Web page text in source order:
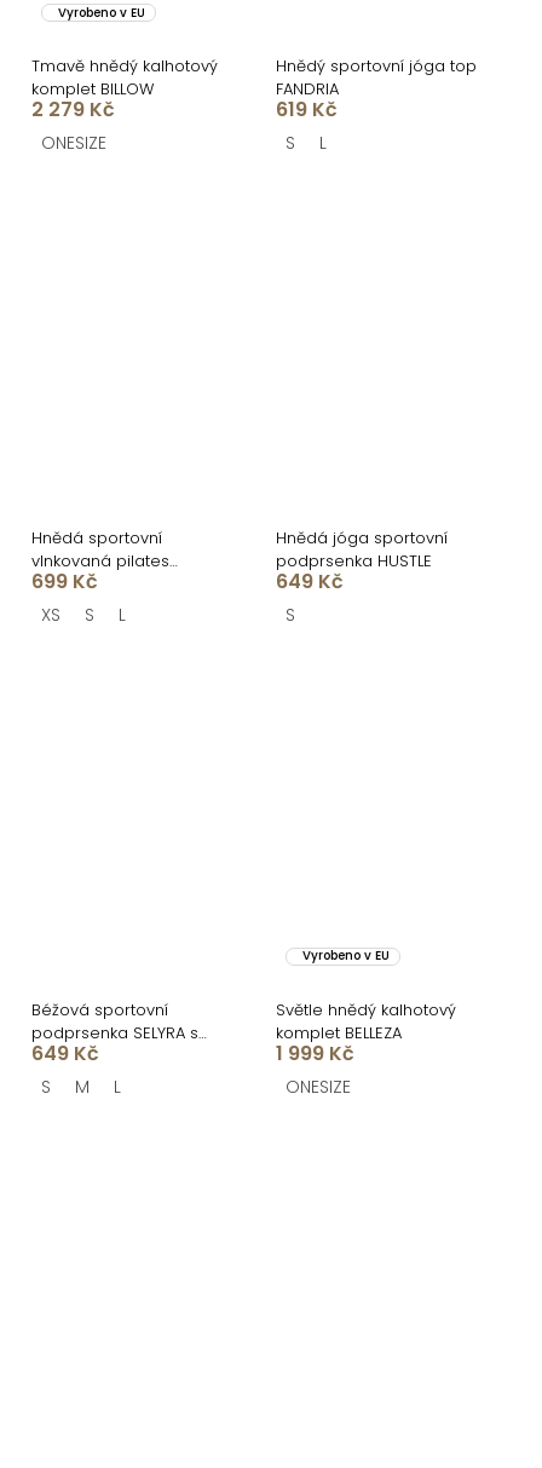
Vyrobeno v EU
Tmavě hnědý kalhotový
komplet BILLOW
2 279 Kč
ONESIZE
Hnědý sportovní jóga top
FANDRIA
619 Kč
S L
Hnědá sportovní
vlnkovaná pilates
podprsenka FELIMA
699 Kč
XS S L
Hnědá jóga sportovní
podprsenka HUSTLE
649 Kč
S
Béžová sportovní
podprsenka SELYRA s
podporou
649 Kč
S M L
Vyrobeno v EU
Světle hnědý kalhotový
komplet BELLEZA
1 999 Kč
ONESIZE